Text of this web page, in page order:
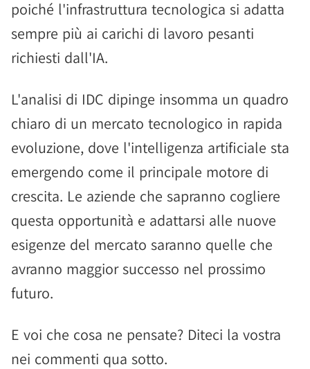
poiché l'infrastruttura tecnologica si adatta
sempre più ai carichi di lavoro pesanti
richiesti dall'IA.
L'analisi di IDC dipinge insomma un quadro
chiaro di un mercato tecnologico in rapida
evoluzione, dove l'intelligenza artificiale sta
emergendo come il principale motore di
crescita. Le aziende che sapranno cogliere
questa opportunità e adattarsi alle nuove
esigenze del mercato saranno quelle che
avranno maggior successo nel prossimo
futuro.
E voi che cosa ne pensate? Diteci la vostra
nei commenti qua sotto.